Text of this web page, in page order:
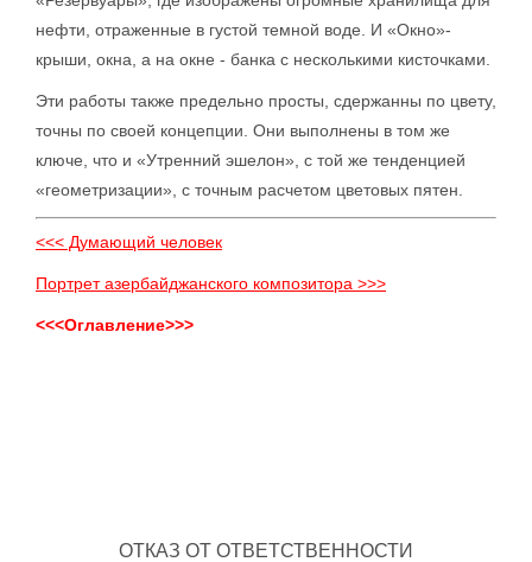
нефти, отраженные в густой темной воде. И «Окно»-
крыши, окна, а на окне - банка с несколькими кисточками.
Эти работы также предельно просты, сдержанны по цвету,
точны по своей концепции. Они выполнены в том же
ключе, что и «Утренний эшелон», с той же тенденцией
«геометризации», с точным расчетом цветовых пятен.
<<< Думающий человек
Портрет азербайджанского композитора >>>
<<<Оглавление>>>
ОТКАЗ ОТ ОТВЕТСТВЕННОСТИ